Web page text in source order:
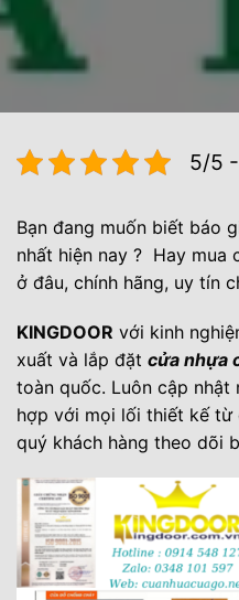
5/5
Bạn đang muốn biết báo
nhất hiện nay ? Hay mua
ở đâu, chính hãng, uy tín
KINGDOOR với kinh
xuất và lắp đặt cửa nhựa
toàn quốc. Luôn cập nhật
hợp với mọi lối thiết kế từ
quý khách hàng theo dõi